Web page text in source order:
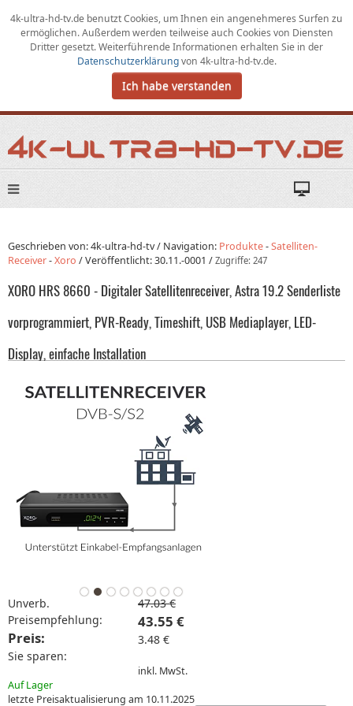
4k-ultra-hd-tv.de benutzt Cookies, umIhnen ein angenehmeres Surfen zu
ermöglichen.Außerdem werden teilweise auch Cookies von Diensten
Dritter gesetzt. Weiterführende Informationen erhalten Sie in der
Datenschutzerklärungvon 4k-ultra-hd-tv.de.
Ich habe verstanden
Geschrieben von: 4k-ultra-hd-tv / Navigation: Produkte-Satelliten-
Receiver-Xoro /Veröffentlicht:30.11.-0001 / Zugriffe: 247
XORO HRS 8660 - Digitaler Satellitenreceiver, Astra 19.2 Senderliste
vorprogrammiert, PVR-Ready, Timeshift, USB Mediaplayer, LED-
Display, einfache Installation
Unverb.
Preisempfehlung:
47.03 €
Preis:
43.55 €
Sie sparen:
3.48 €
inkl. MwSt.
Auf Lager
letzte Preisaktualisierung am 10.11.2025